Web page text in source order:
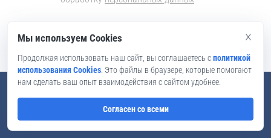
Записаться ×
Мы используем Cookies
Продолжая использовать наш сайт, вы соглашаетесь сполитикой
использования Cookies . Это файлы в браузере, которые помогают
нам сделать ваш опыт взаимодействия с сайтом удобнее.
Согласен со всеми